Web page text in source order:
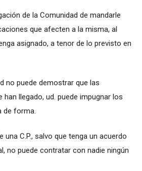
de la Comunidad de mandarle
que afecten a la misma, al
asignado, a tenor de lo previsto en
no puede demostrar que las
llegado, ud. puede impugnar los
de forma.
una C.P., salvo que tenga un acuerdo
no puede contratar con nadie ningún